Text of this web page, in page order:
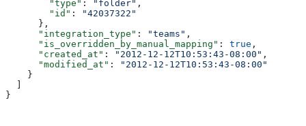
        "type"
: "folder" ,
        "id"
:
"42037322"
      },
      "integration_type"
: "teams" ,
      "is_overridden_by_manual_mapping"
: true ,
      "created_at"
: "2012-12-12T10:53:43-08:00" ,
      "modified_at"
:
"2012-12-12T10:53:43-08:00"
    }
  ]
}